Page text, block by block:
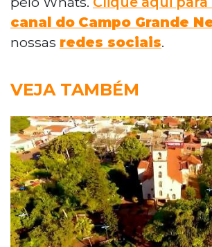
canal do Campo Grande
nossas redes sociais.
VEJA TAMBÉM